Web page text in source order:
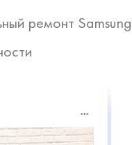
ремонт Samsung